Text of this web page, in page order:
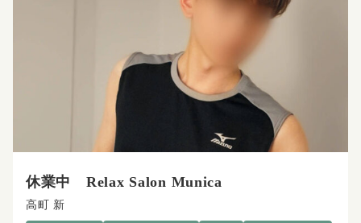
休業中 Relax Salon Munica
高町 新